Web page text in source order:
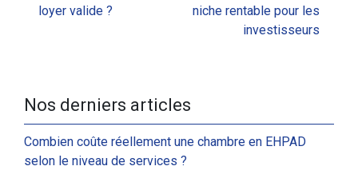
loyer valide ?
niche rentable pour les
investisseurs
Nos derniers articles
Combien coûte réellement une chambre en EHPAD
selon le niveau de services ?